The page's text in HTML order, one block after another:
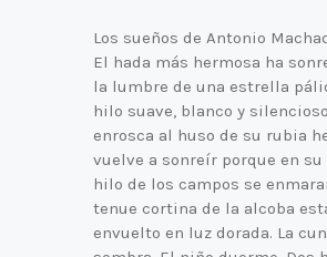
Los sueños de Antonio
El hada más hermosa ha
la lumbre de una estrella
hilo suave, blanco y
enrosca al huso de su rubia
vuelve a sonreír porque en su
hilo de los campos se
tenue cortina de la alcoba
envuelto en luz dorada. La